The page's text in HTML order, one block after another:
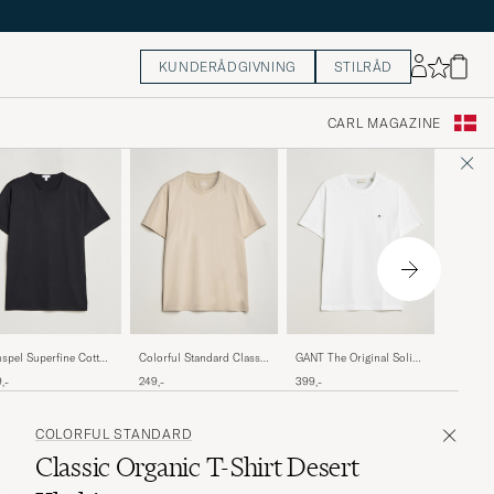
KUNDERÅDGIVNING STILRÅD
CARL MAGAZINE
Superfine Cotton
Colorful Standard Classic
Grey
249,-
GANT The Original Solid
399,-
Yellow
COLORFUL STANDARD
Classic Organic T-Shirt Desert